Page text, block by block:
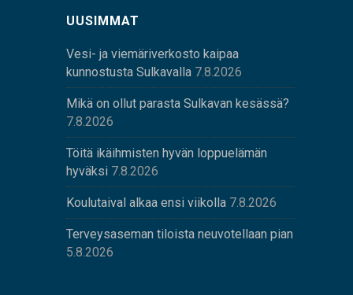
UUSIMMAT
Vesi- ja viemäriverkosto kaipaa
kunnostusta Sulkavalla 7.8.2026
Mikä on ollut parasta Sulkavan kesässä?
7.8.2026
Töitä ikäihmisten hyvän loppuelämän
hyväksi 7.8.2026
Koulutaival alkaa ensi viikolla 7.8.2026
Terveysaseman tiloista neuvotellaan pian
5.8.2026